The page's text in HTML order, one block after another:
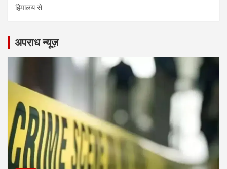
हिमालय से
अपराध न्यूज़